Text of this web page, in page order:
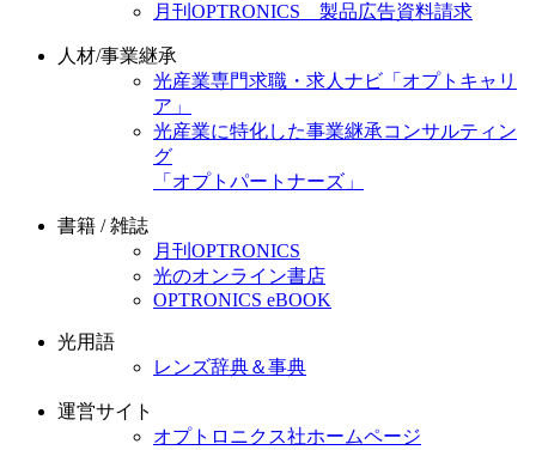
月刊OPTRONICS 製品広告資料請求
人材/事業継承
光産業専門求職・求人ナビ「オプトキャリ
ア」
光産業に特化した事業継承コンサルティン
グ
「オプトパートナーズ」
書籍 / 雑誌
月刊OPTRONICS
光のオンライン書店
OPTRONICS eBOOK
光用語
レンズ辞典＆事典
運営サイト
オプトロニクス社ホームページ